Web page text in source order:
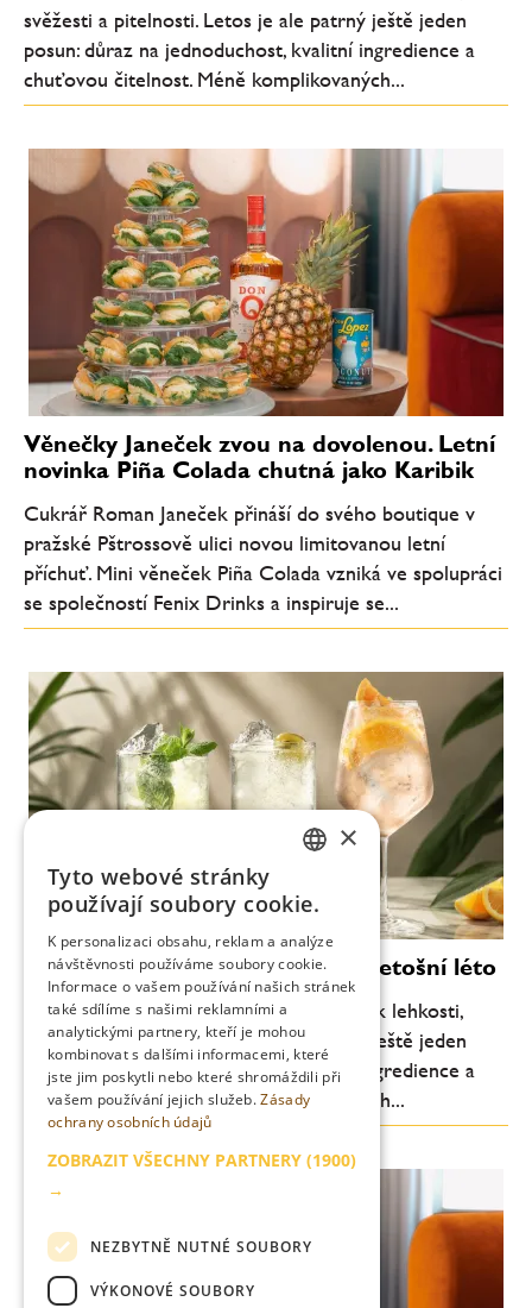
svěžesti a pitelnosti. Letos je ale patrný ještě jeden
posun: důraz na jednoduchost, kvalitní ingredience a
chuťovou čitelnost. Méně komplikovaných...
Věnečky Janeček zvou na dovolenou. Letní
novinka Piña Colada chutná jako Karibik
Cukrář Roman Janeček přináší do svého boutique v
pražské Pštrossově ulici novou limitovanou letní
příchuť. Mini věneček Piña Colada vzniká ve spolupráci
se společností Fenix Drinks a inspiruje se...
Moderní koktejly, které definují letošní léto
Letní barová scéna se každoročně vrací k lehkosti,
svěžesti a pitelnosti. Letos je ale patrný ještě jeden
posun: důraz na jednoduchost, kvalitní ingredience a
chuťovou čitelnost. Méně komplikovaných...
ENGLISH
×
Tyto webové stránky
používají soubory cookie.
K personalizaci obsahu, reklam a analýze
návštěvnosti používáme soubory cookie.
Informace o vašem používání našich stránek
také sdílíme s našimi reklamními a
analytickými partnery, kteří je mohou
kombinovat s dalšími informacemi, které
jste jim poskytli nebo které shromáždili při
vašem používání jejich služeb.Zásady
ochrany osobních údajů
ZOBRAZIT VŠECHNY PARTNERY (1900)
→
NEZBYTNĚ NUTNÉ SOUBORY
VÝKONOVÉ SOUBORY